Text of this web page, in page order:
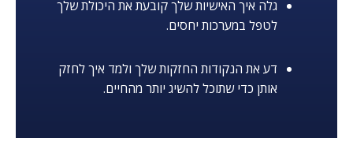
גלה איך האישיות שלך קובעת את היכולת שלך
לטפל במערכות יחסים.
דע את הנקודות החזקות שלך ולמד איך לחזק
אותן כדי שתוכל להשיג יותר מהחיים.